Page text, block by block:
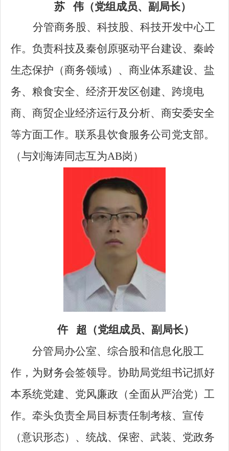
苏 伟（党组成员、副局长）
分管商务股、科技股、科技开发中心工
作。负责科技及秦创原驱动平台建设、秦岭
生态保护（商务领域）、商业体系建设、盐
务、粮食安全、经济开发区创建、跨境电
商、商贸企业经济运行及分析、商安委安全
等方面工作。联系县饮食服务公司党支部。
（与刘海涛同志互为AB岗）
仵 超（党组成员、副局长）
分管局办公室、综合股和信息化股工
作，为财务会签领导。协助局党组书记抓好
本系统党建、党风廉政（全面从严治党）工
作。牵头负责全局目标责任制考核、宣传
（意识形态）、统战、保密、武装、党政务